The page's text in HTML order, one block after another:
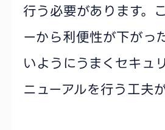
行う必要があります。
ーから利便性が下がっ
いようにうまくセキュ
ニューアルを行う工夫